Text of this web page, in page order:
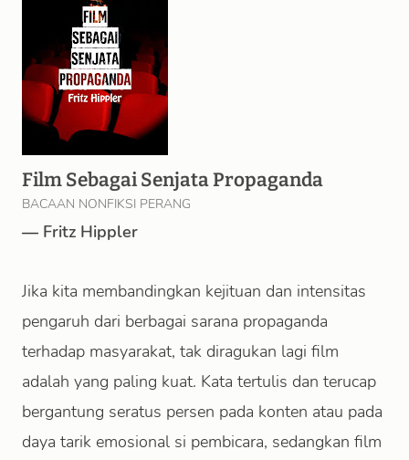
Film Sebagai Senjata Propaganda
BACAAN NONFIKSI PERANG
— Fritz Hippler
Jika kita membandingkan kejituan dan intensitas
pengaruh dari berbagai sarana propaganda
terhadap masyarakat, tak diragukan lagi film
adalah yang paling kuat. Kata tertulis dan terucap
bergantung seratus persen pada konten atau pada
daya tarik emosional si pembicara, sedangkan film